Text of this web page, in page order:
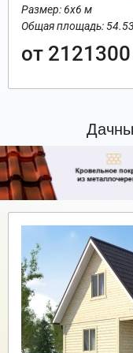
Размер: 6х6 м
Общая площадь: 54.53
от 2121300